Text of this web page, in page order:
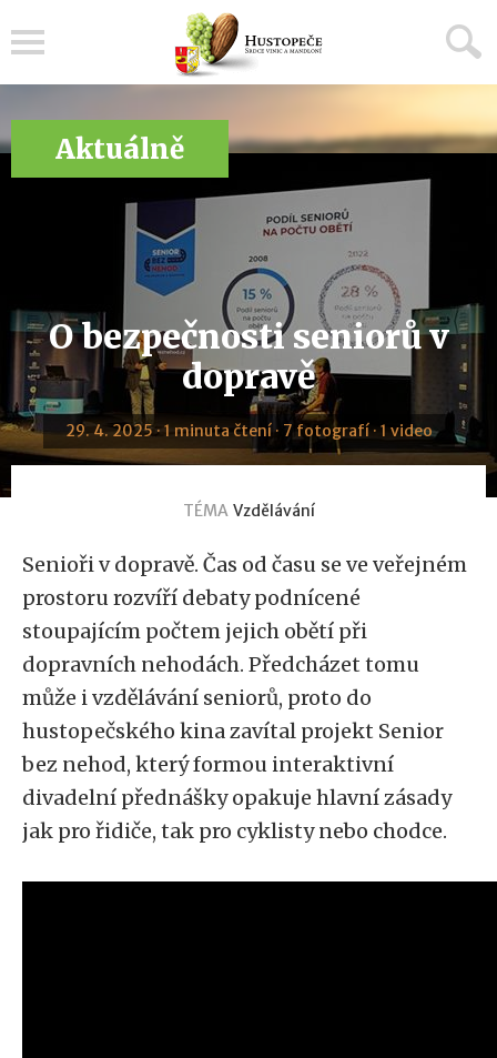
Aktuálně
O bezpečnosti seniorů v
dopravě
29. 4. 2025 · 1 minuta čtení · 7 fotografí · 1 video
TÉMA Vzdělávání
Senioři v dopravě. Čas od času se ve veřejném
prostoru rozvíří debaty podnícené
stoupajícím počtem jejich obětí při
dopravních nehodách. Předcházet tomu
může i vzdělávání seniorů, proto do
hustopečského kina zavítal projekt Senior
bez nehod, který formou interaktivní
divadelní přednášky opakuje hlavní zásady
jak pro řidiče, tak pro cyklisty nebo chodce.